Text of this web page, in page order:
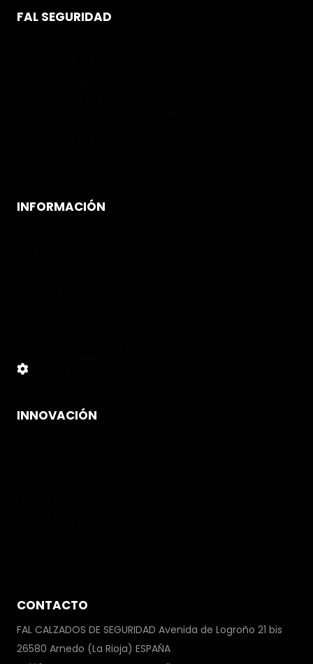
FAL SEGURIDAD
INFORMACIÓN
INNOVACIÓN
CONTACTO
FAL CALZADOS DE SEGURIDAD Avenida de Logroño 21 bis
26580 Arnedo (La Rioja) ESPAÑA